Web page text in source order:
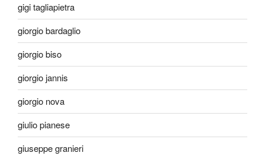
gigi tagliapietra
giorgio bardaglio
giorgio biso
giorgio jannis
giorgio nova
giulio pianese
giuseppe granieri